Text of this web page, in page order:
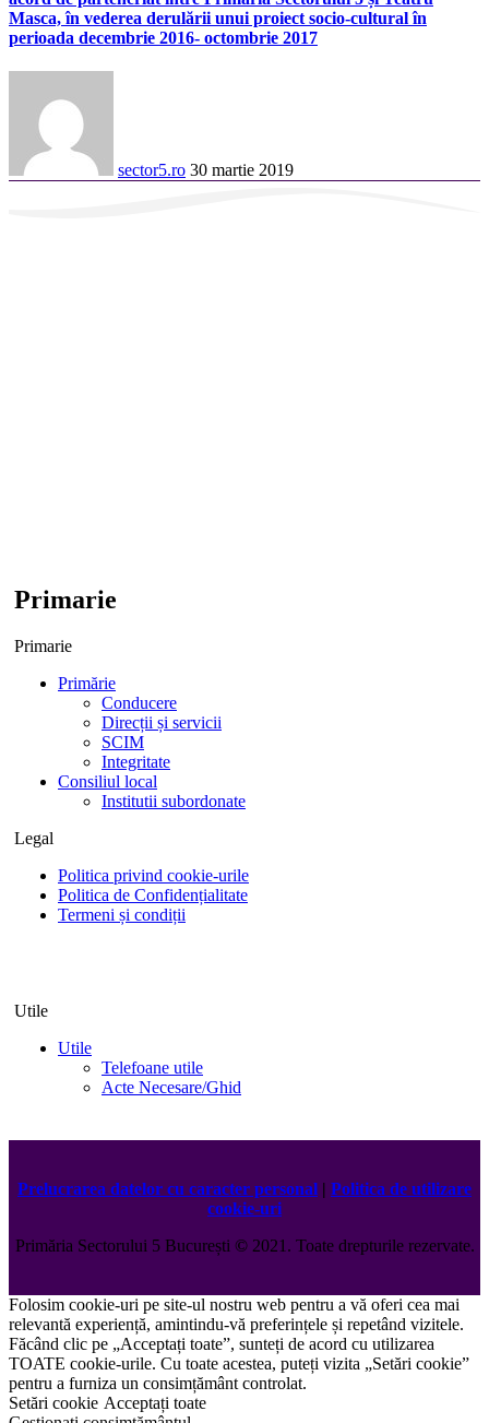
Masca, în vederea derulării unui proiect socio-cultural în
perioada decembrie 2016- octombrie 2017
sector5.ro 30 martie 2019
Primarie
Primarie
Primărie
Conducere
Direcții și servicii
SCIM
Integritate
Consiliul local
Institutii subordonate
Legal
Politica privind cookie-urile
Politica de Confidențialitate
Termeni și condiții
Utile
Utile
Telefoane utile
Acte Necesare/Ghid
Prelucrarea datelor cu caracter personal | Politica de utilizare
cookie-uri
Primăria Sectorului 5 București ©️2021. Toate drepturile rezervate.
Folosim cookie-uri pe site-ul nostru web pentru a vă oferi cea mai
relevantă experiență, amintindu-vă preferințele și repetând vizitele.
Făcând clic pe „Acceptați toate”, sunteți de acord cu utilizarea
TOATE cookie-urile. Cu toate acestea, puteți vizita „Setări cookie”
pentru a furniza un consimțământ controlat.
Setări cookie Acceptați toate